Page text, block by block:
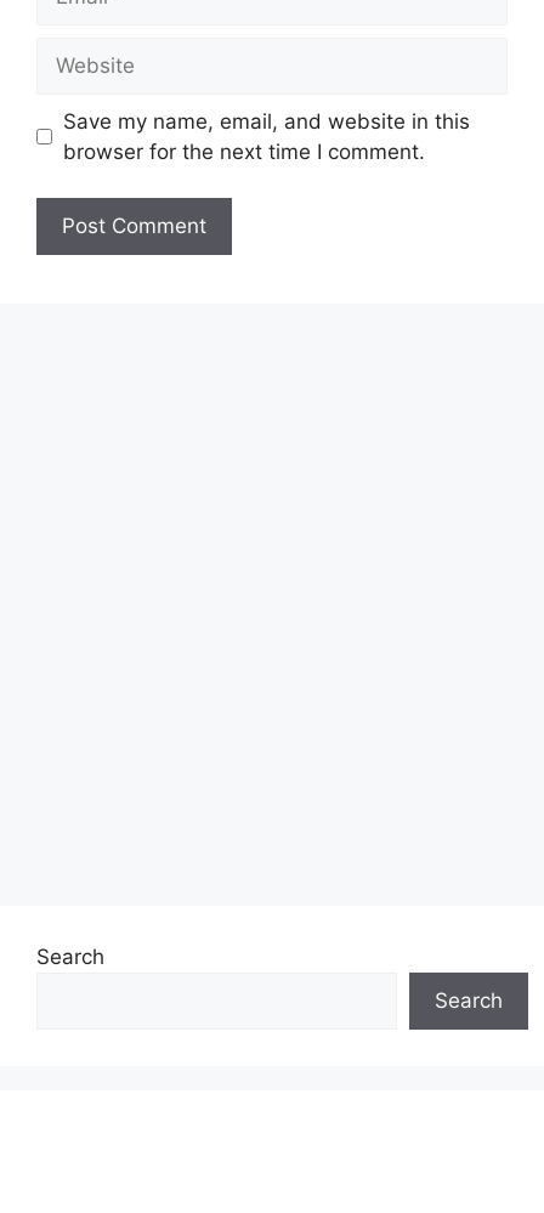
Save my name, email, and website in this
browser for the next time I comment.
Search
Search